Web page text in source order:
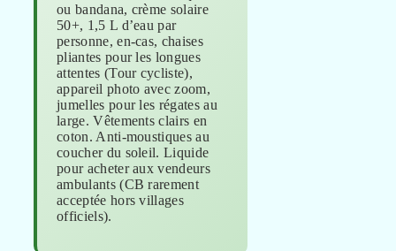
ou bandana, crème solaire
50+, 1,5 L d’eau par
personne, en-cas, chaises
pliantes pour les longues
attentes (Tour cycliste),
appareil photo avec zoom,
jumelles pour les régates au
large. Vêtements clairs en
coton. Anti-moustiques au
coucher du soleil. Liquide
pour acheter aux vendeurs
ambulants (CB rarement
acceptée hors villages
officiels).